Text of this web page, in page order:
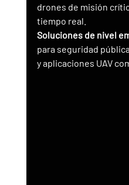
drones de misión
tiempo real.
Soluciones de nivel
para seguridad
y aplicaciones UAV